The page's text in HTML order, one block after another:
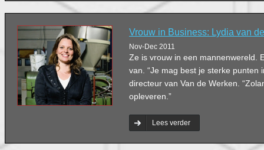
Vrouw in Business: Lydia van
Nov-Dec 2011
Ze is vrouw in een mannenwereld.
van. “Je mag best je sterke punten
directeur van Van de Werken.
opleveren.”
Lees verder